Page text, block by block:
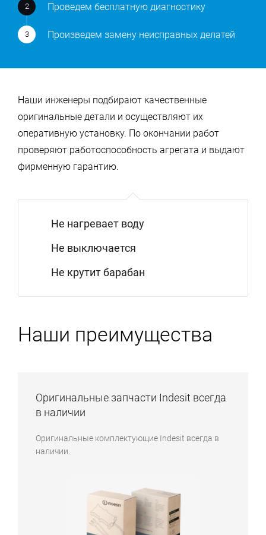
Проведем бесплатную диагностику
Произведем замену неисправных делатей
Наши инженеры подбирают качественные
оригинальные детали и осуществляют их
оперативную установку. По окончании работ
проверяют работоспособность агрегата и выдают
фирменную гарантию.
Не нагревает воду
Не выключается
Не крутит барабан
Наши преимущества
Оригинальные запчасти Indesit всегда
в наличии
Оригинальные комплектующие Indesit всегда в
наличии.